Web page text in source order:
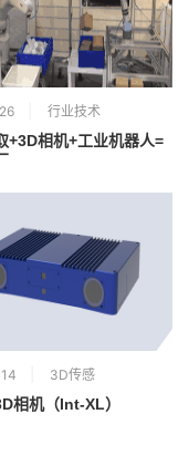
行业技术
+3D相机+工业机器人=
3D传感
相机（Int-XL）